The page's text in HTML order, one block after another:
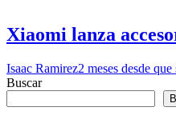
Xiaomi lanza
Isaac Ramirez2 meses desde
Buscar